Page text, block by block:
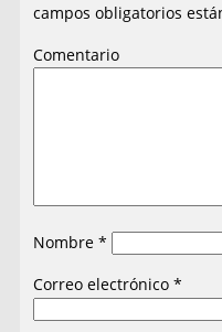
campos obligatorios
Comentario
Nombre*
Correo electrónico*